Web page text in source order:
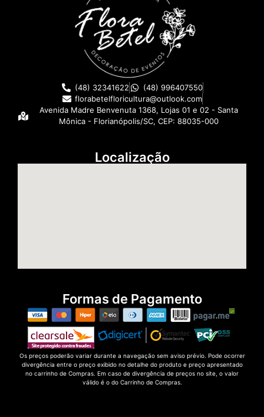
(48) 32341622
(48) 996407550
florabetelfloricultura@outlook.com
Avenida Madre Benvenuta 1368, Lojas 01 e 02 - Santa
Mônica - Florianópolis/SC, CEP: 88035-000
Localização
Formas de Pagamento
Os preços poderão variar durante a navegação sem aviso prévio. Pode ocorrer
divergência entre o preço exibido no detalhe do produto e preço apresentado
no carrinho de Compras. Em caso de divergência de preços no site, o valor
válido é o do Carrinho de Compras.